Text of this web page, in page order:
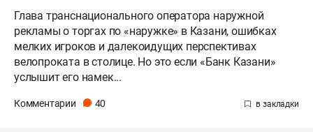
Глава транснационального оператора наружной
рекламы о торгах по «наружке» в Казани, ошибках
мелких игроков и далекоидущих перспективах
велопроката в столице. Но это если «Банк Казани»
услышит его намек...
Комментарии 40